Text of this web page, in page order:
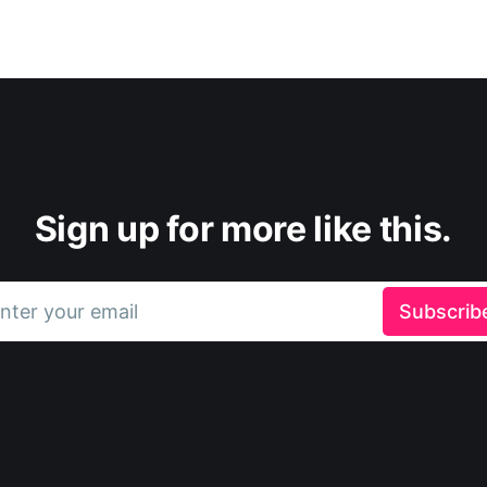
Sign up for more like this.
your email